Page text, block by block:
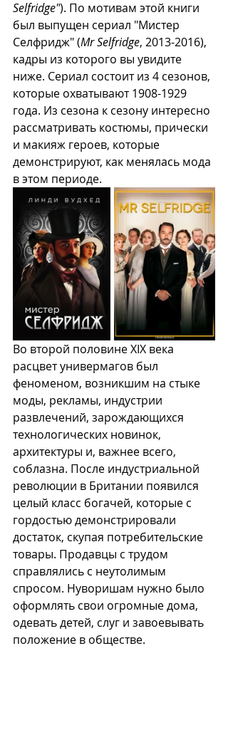
Selfridge"). По мотивам этой книги
был выпущен сериал "Мистер
Селфридж" (Mr Selfridge, 2013-2016),
кадры из которого вы увидите
ниже. Сериал состоит из 4 сезонов,
которые охватывают 1908-1929
года. Из сезона к сезону интересно
рассматривать костюмы, прически
и макияж героев, которые
демонстрируют, как менялась мода
в этом периоде.
Во второй половине XIX века
расцвет универмагов был
феноменом, возникшим на стыке
моды, рекламы, индустрии
развлечений, зарождающихся
технологических новинок,
архитектуры и, важнее всего,
соблазна. После индустриальной
революции в Британии появился
целый класс богачей, которые с
гордостью демонстрировали
достаток, скупая потребительские
товары. Продавцы с трудом
справлялись с неутолимым
спросом. Нуворишам нужно было
оформлять свои огромные дома,
одевать детей, слуг и завоевывать
положение в обществе.